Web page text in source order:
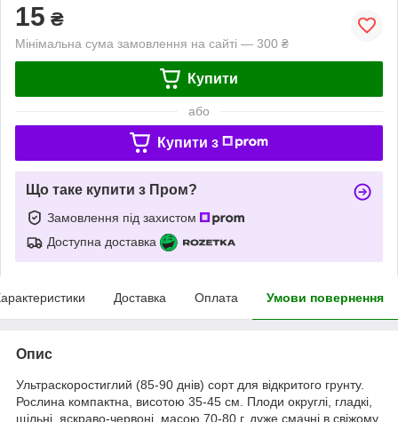
15 ₴
Мінімальна сума замовлення на сайті — 300 ₴
Купити
або
Купити з
Що таке купити з Пром?
Замовлення під захистом
Доступна доставка
Доставка Оплата Умови повернення
Опис
Ультраскоростиглий (85-90 днів) сорт для відкритого грунту.
Рослина компактна, висотою 35-45 см. Плоди округлі, гладкі,
щільні, яскраво-червоні, масою 70-80 г, дуже смачні в свіжому